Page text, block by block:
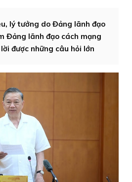
lý tưởng do Đảng lãnh đạo
Đảng lãnh đạo cách mạng
được những câu hỏi lớn